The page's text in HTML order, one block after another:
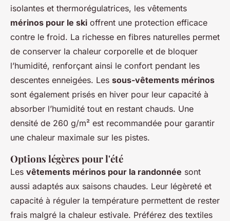
isolantes et thermorégulatrices, les vêtements
mérinos pour le ski offrent une protection efficace
contre le froid. La richesse en fibres naturelles permet
de conserver la chaleur corporelle et de bloquer
l’humidité, renforçant ainsi le confort pendant les
descentes enneigées. Les sous-vêtements mérinos
sont également prisés en hiver pour leur capacité à
absorber l’humidité tout en restant chauds. Une
densité de 260 g/m² est recommandée pour garantir
une chaleur maximale sur les pistes.
Options légères pour l'été
Les vêtements mérinos pour la randonnée sont
aussi adaptés aux saisons chaudes. Leur légèreté et
capacité à réguler la température permettent de rester
frais malgré la chaleur estivale. Préférez des textiles